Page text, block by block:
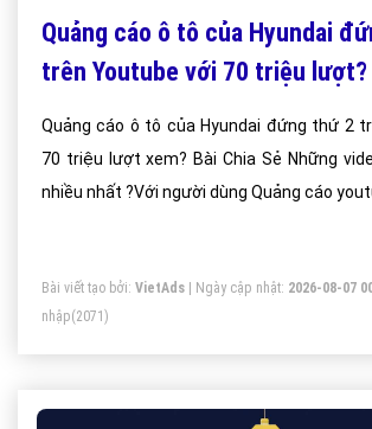
Quảng cáo ô tô của Hyundai
trên Youtube với 70 triệu lượt?
Quảng cáo ô tô của Hyundai đứng thứ 2
70 triệu lượt xem? Bài Chia Sẻ Những
nhiều nhất ?Với người dùng Quảng cáo
Bài viết tạo bởi: VietAds | Ngày cập nhật: 2026-08-07
nhập(2071)